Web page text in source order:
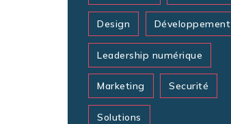
Design Développement
Leadership numérique
Marketing Securité
Solutions